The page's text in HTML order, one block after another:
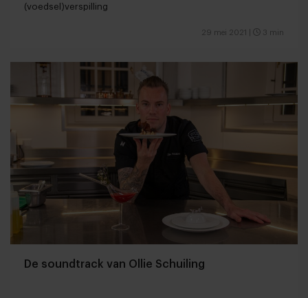
(voedsel)verspilling
29 mei 2021 3 min
De soundtrack van Ollie Schuiling